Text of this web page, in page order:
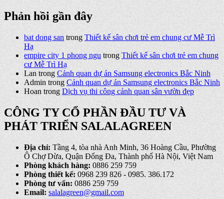
Phản hồi gần đây
bat dong santrongThiết kế sân chơi trẻ em chung cư Mễ Trì
Hạ
empire city 1 phong ngutrongThiết kế sân chơi trẻ em chung
cư Mễ Trì Hạ
LantrongCảnh quan dự án Samsung electronics Bắc Ninh
AdmintrongCảnh quan dự án Samsung electronics Bắc Ninh
HoantrongDịch vụ thi công cảnh quan sân vườn đẹp
CÔNG TY CỔ PHẦN ĐẦU TƯ VÀ
PHÁT TRIỂN SALALAGREEN
Địa chỉ: Tầng 4, tòa nhà Anh Minh, 36 Hoàng Cầu, Phường
Ô Chợ Dừa, Quận Đống Đa, Thành phố Hà Nội, Việt Nam
Phòng khách hàng: 0886 259 759
Phòng thiết kế: 0968 239 826 - 0985. 386.172
Phòng tư vấn: 0886 259 759
Email: salalagreen@gmail.com